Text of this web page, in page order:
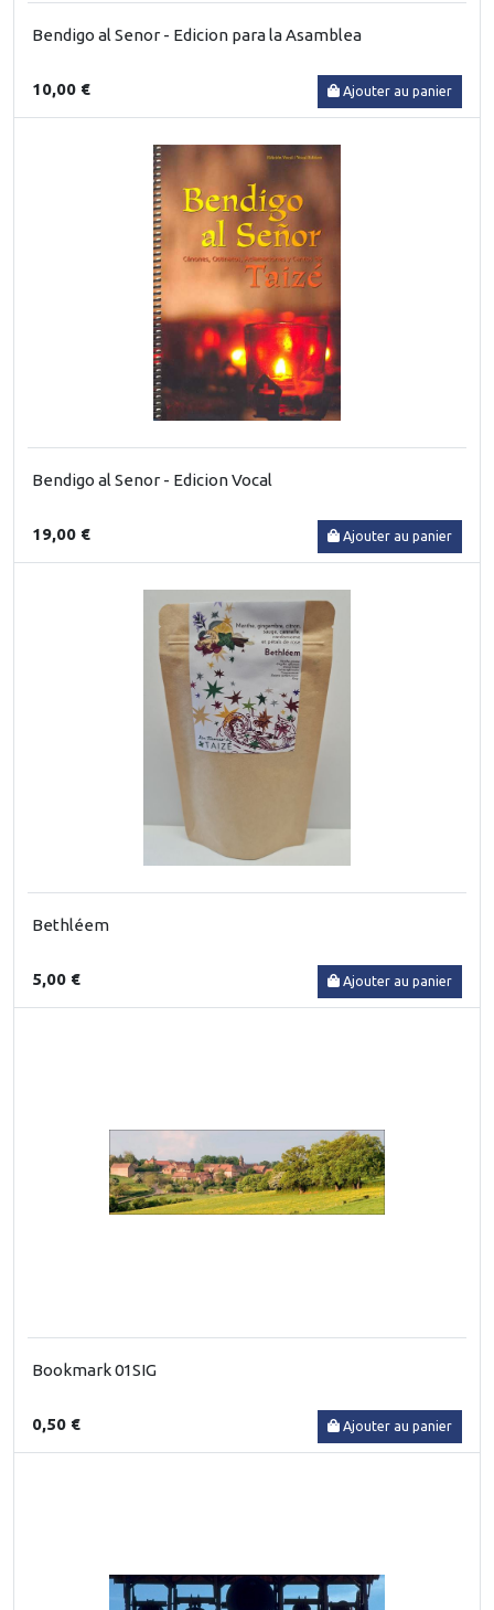
Bendigo al Senor - Edicion para la Asamblea
10,00 € Ajouter au panier
Bendigo al Senor - Edicion Vocal
19,00 € Ajouter au panier
Bethléem
5,00 € Ajouter au panier
Bookmark 01SIG
0,50 € Ajouter au panier